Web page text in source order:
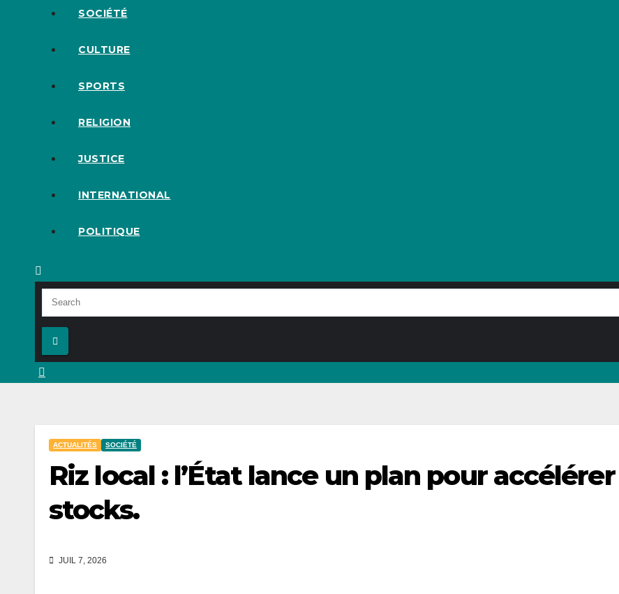
SOCIÉTÉ
CULTURE
SPORTS
RELIGION
JUSTICE
INTERNATIONAL
POLITIQUE
ACTUALITÉS SOCIÉTÉ
Riz local : l’État lance un plan pour
stocks.
JUIL 7, 2026